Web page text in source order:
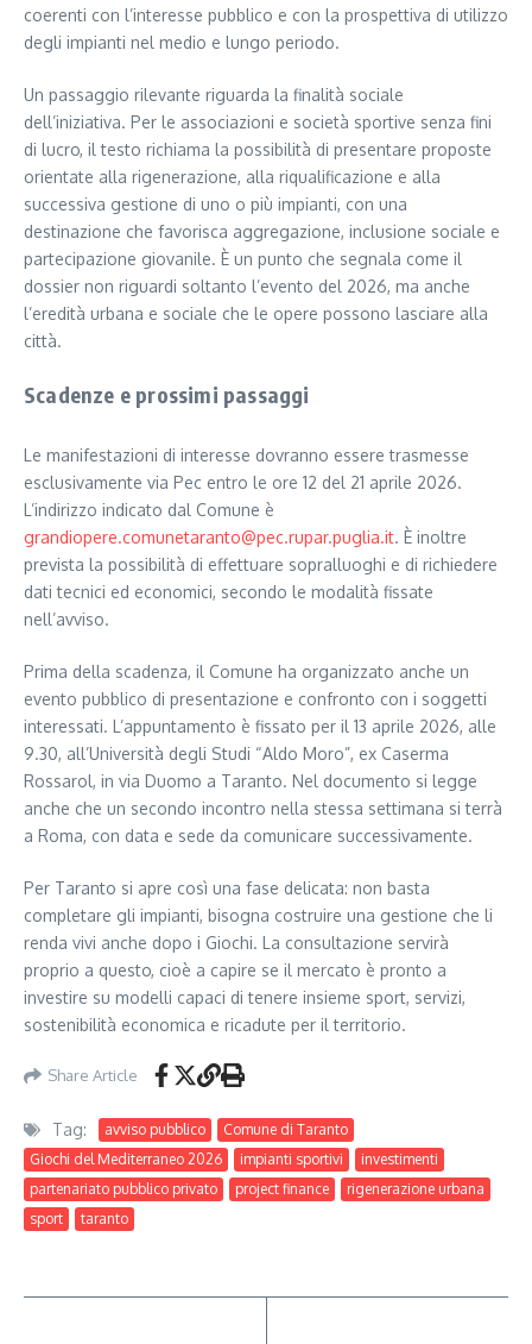
coerenti con l’interesse pubblico e con la prospettiva di utilizzo
degli impianti nel medio e lungo periodo.
Un passaggio rilevante riguarda la finalità sociale
dell’iniziativa. Per le associazioni e società sportive senza fini
di lucro, il testo richiama la possibilità di presentare proposte
orientate alla rigenerazione, alla riqualificazione e alla
successiva gestione di uno o più impianti, con una
destinazione che favorisca aggregazione, inclusione sociale e
partecipazione giovanile. È un punto che segnala come il
dossier non riguardi soltanto l’evento del 2026, ma anche
l’eredità urbana e sociale che le opere possono lasciare alla
città.
Scadenze e prossimi passaggi
Le manifestazioni di interesse dovranno essere trasmesse
esclusivamente via Pec entro le ore 12 del 21 aprile 2026.
L’indirizzo indicato dal Comune è
grandiopere.comunetaranto@pec.rupar.puglia.it. È inoltre
prevista la possibilità di effettuare sopralluoghi e di richiedere
dati tecnici ed economici, secondo le modalità fissate
nell’avviso.
Prima della scadenza, il Comune ha organizzato anche un
evento pubblico di presentazione e confronto con i soggetti
interessati. L’appuntamento è fissato per il 13 aprile 2026, alle
9.30, all’Università degli Studi “Aldo Moro”, ex Caserma
Rossarol, in via Duomo a Taranto. Nel documento si legge
anche che un secondo incontro nella stessa settimana si terrà
a Roma, con data e sede da comunicare successivamente.
Per Taranto si apre così una fase delicata: non basta
completare gli impianti, bisogna costruire una gestione che li
renda vivi anche dopo i Giochi. La consultazione servirà
proprio a questo, cioè a capire se il mercato è pronto a
investire su modelli capaci di tenere insieme sport, servizi,
sostenibilità economica e ricadute per il territorio.
Share Article
Tag: avviso pubblico
Comune di Taranto
Giochi del Mediterraneo 2026
impianti sportivi
investimenti
partenariato pubblico privato
project finance
rigenerazione urbana
sport
taranto